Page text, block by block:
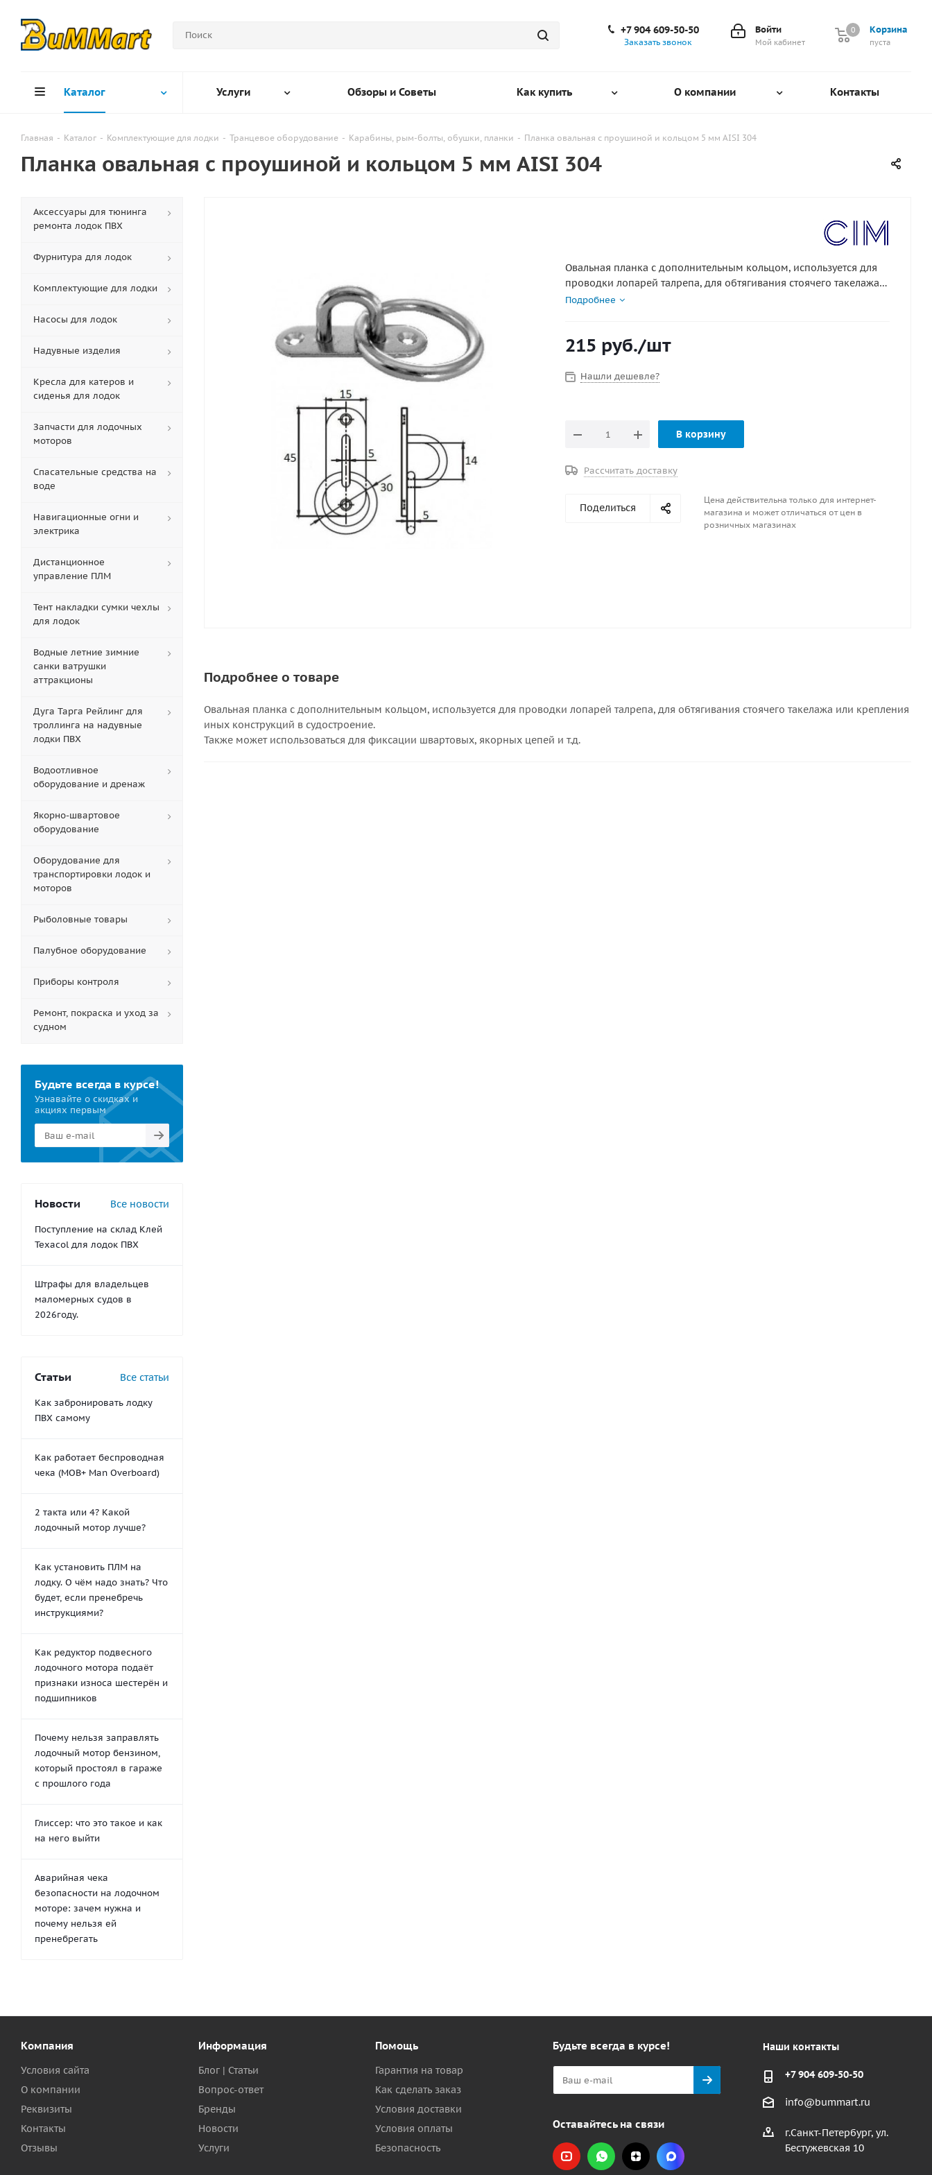
Корзина
0
пуста
0
Войти
Мой кабинет
+7 904 609-50-50
Заказать звонок
Каталог Услуги Обзоры и Советы Как купить О компании Контакты
Главная - Каталог - Комплектующие для лодки - Транцевое оборудование - Карабины, рым-болты, обушки, планки - Планка овальная с проушиной и кольцом 5 мм AISI 304
Планка овальная с проушиной и кольцом 5 мм AISI 304
Овальная планка с дополнительным кольцом, используется для
проводки лопарей талрепа, для обтягивания стоячего такелажа
или крепления иных конструкций в судостроение.
Подробнее
215 руб./шт
Нашли дешевле?
В корзину
Рассчитать доставку
Поделиться
Цена действительна только для интернет-
магазина и может отличаться от цен в
розничных магазинах
Подробнее о товаре
Овальная планка с дополнительным кольцом, используется для проводки лопарей талрепа, для обтягивания стоячего такелажа или крепления
иных конструкций в судостроение.
Также может использоваться для фиксации швартовых, якорных цепей и т.д.
Аксессуары для тюнинга
ремонта лодок ПВХ
Фурнитура для лодок
Комплектующие для лодки
Насосы для лодок
Надувные изделия
Кресла для катеров и
сиденья для лодок
Запчасти для лодочных
моторов
Спасательные средства на
воде
Навигационные огни и
электрика
Дистанционное
управление ПЛМ
Тент накладки сумки чехлы
для лодок
Водные летние зимние
санки ватрушки
аттракционы
Дуга Тарга Рейлинг для
троллинга на надувные
лодки ПВХ
Водоотливное
оборудование и дренаж
Якорно-швартовое
оборудование
Оборудование для
транспортировки лодок и
моторов
Рыболовные товары
Палубное оборудование
Приборы контроля
Ремонт, покраска и уход за
судном
Будьте всегда в курсе!
Узнавайте о скидках и
акциях первым
Новости Все новости
Поступление на склад Клей
Texacol для лодок ПВХ
Штрафы для владельцев
маломерных судов в
2026году.
Статьи Все статьи
Как забронировать лодку
ПВХ самому
Как работает беспроводная
чека (MOB+ Man Overboard)
2 такта или 4? Какой
лодочный мотор лучше?
Как установить ПЛМ на
лодку. О чём надо знать? Что
будет, если пренебречь
инструкциями?
Как редуктор подвесного
лодочного мотора подаёт
признаки износа шестерён и
подшипников
Почему нельзя заправлять
лодочный мотор бензином,
который простоял в гараже
с прошлого года
Глиссер: что это такое и как
на него выйти
Аварийная чека
безопасности на лодочном
моторе: зачем нужна и
почему нельзя ей
пренебрегать
Компания
Условия сайта
О компании
Реквизиты
Контакты
Отзывы
Информация
Блог | Статьи
Вопрос-ответ
Бренды
Новости
Услуги
Помощь
Гарантия на товар
Как сделать заказ
Условия доставки
Условия оплаты
Безопасность
Будьте всегда в курсе!
Оставайтесь на связи
Наши контакты
+7 904 609-50-50
info@bummart.ru
г.Санкт-Петербург, ул.
Бестужевская 10